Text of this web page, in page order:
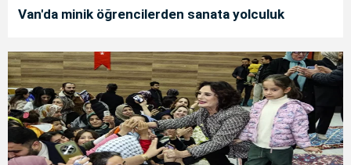
Van'da minik öğrencilerden sanata yolculuk